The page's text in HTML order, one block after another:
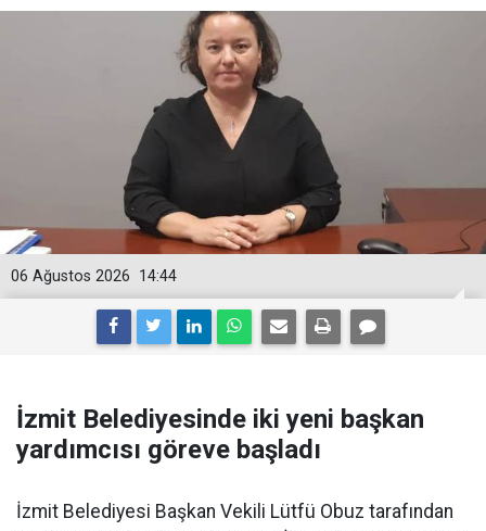
14:44
06 Ağustos 2026
İzmit Belediyesinde iki yeni başkan
yardımcısı göreve başladı
İzmit Belediyesi Başkan Vekili Lütfü Obuz tarafından